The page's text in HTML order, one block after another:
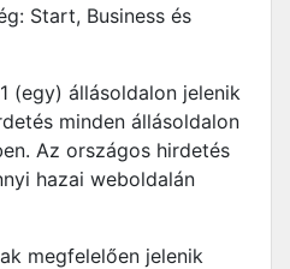
Start, Business és
(egy) állásoldalon jelenik
minden állásoldalon
Az országos hirdetés
hazai weboldalán
megfelelően jelenik